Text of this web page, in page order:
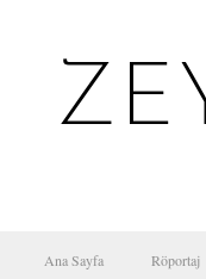
Ana Sayfa Röportaj